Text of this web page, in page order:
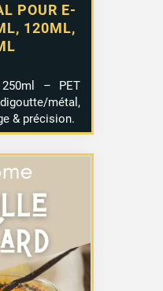
POUR E-
120ML,
– PET
métal,
& précision.